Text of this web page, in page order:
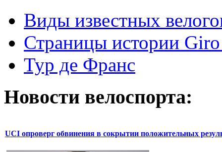
Виды известных
Страницы истории
Тур де Франс
Новости велоспорта:
UCI опроверг обвинения в сокрытии положительных